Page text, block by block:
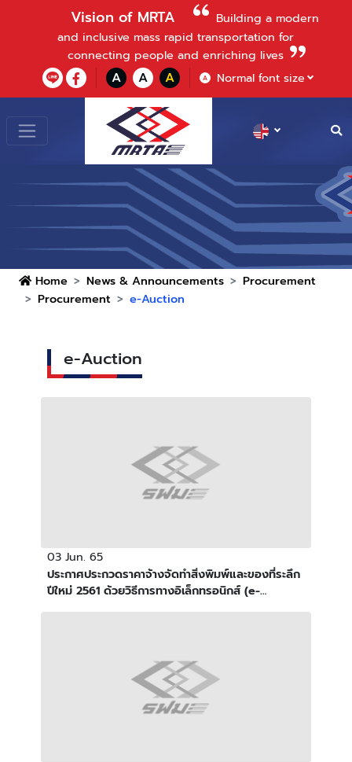
Vision of MRTA
Building a modern
and inclusive mass rapid transportation for
connecting people and enriching lives
A A A A Normal font size
Home News & Announcements
Procurement
Procurement
e-Auction
e-Auction
03 Jun. 65
ประกาศประกวดราคาจ้างจัดทำสิ่งพิมพ์และของที่ระลึก
ปีใหม่ 2561 ด้วยวิธีการทางอิเล็กทรอนิกส์ (e-